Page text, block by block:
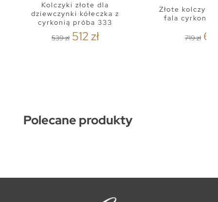
Kolczyki złote dla
dziewczynki kółeczka z
cyrkonią próba 333
539 zł 512 zł
Złote kolczyki
fala cyrkonie
719 zł
Polecane produkty